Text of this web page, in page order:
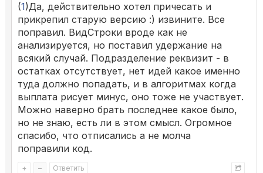
(1)Да, действительно хотел причесать и
прикрепил старую версию :) извините. Все
поправил. ВидСтроки вроде как не
анализируется, но поставил удержание на
всякий случай. Подразделение реквизит - в
остатках отсутствует, нет идей какое именно
туда должно попадать, и в алгоритмах когда
выплата рисует минус, оно тоже не участвует.
Можно наверно брать последнее какое было,
но не знаю, есть ли в этом смысл. Огромное
спасибо, что отписались а не молча
поправили код.
+ – Ответить